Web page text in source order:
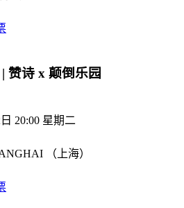
赞诗 x 颠倒乐园
20:00 星期二
（上海）